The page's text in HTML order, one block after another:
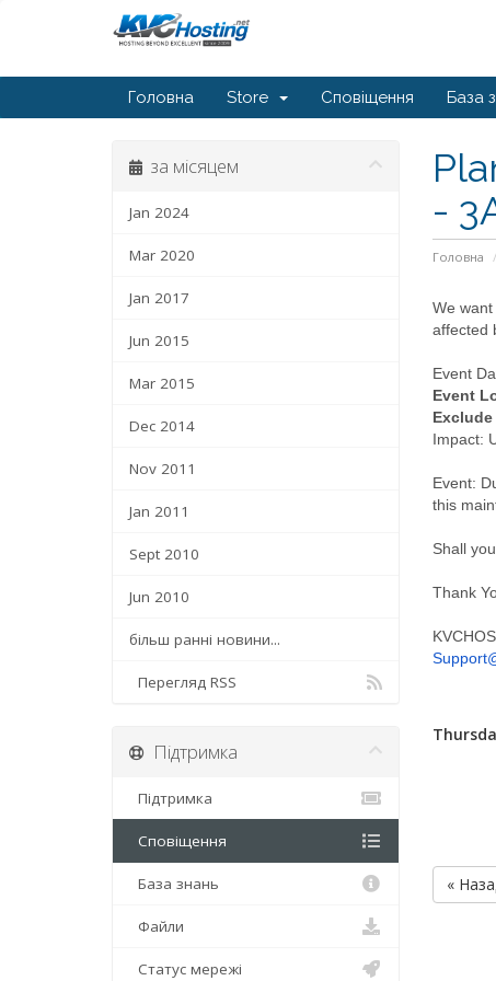
Головна Store Сповіщення База
-
Головна
за місяцем
Jan 2024
Mar 2020
Jan 2017
Jun 2015
Mar 2015
Dec 2014
Nov 2011
Jan 2011
Sept 2010
Jun 2010
більш ранні новини...
Перегляд RSS
We
affected
Event
Event
Exclude
Impact:
Event:
this
Shall
Thank
«
Підтримка
Підтримка
Сповіщення
База знань
Файли
Статус мережі